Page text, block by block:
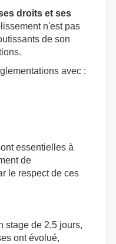
droits et ses
n'est pas
de son
avec :
essentielles à
de
le respect de ces
stage de 2,5 jours,
ont évolué,